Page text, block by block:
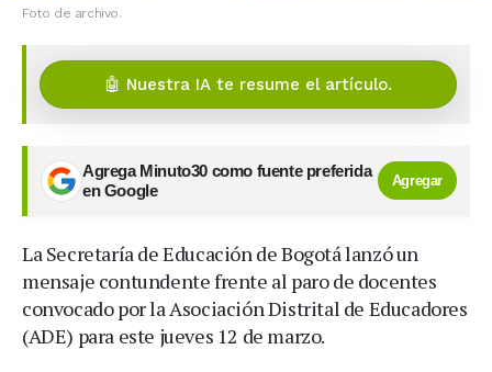
Foto de archivo.
🤖 Nuestra IA te resume el artículo.
Agrega Minuto30 como fuente preferida
en Google
Agregar
La Secretaría de Educación de Bogotá lanzó un
mensaje contundente frente al paro de docentes
convocado por la Asociación Distrital de Educadores
(ADE) para este jueves 12 de marzo.